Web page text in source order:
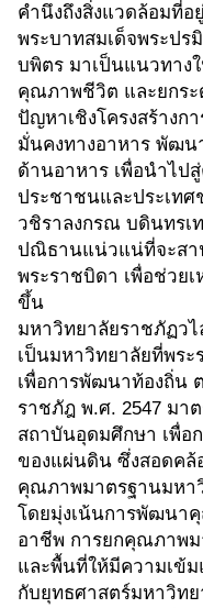
คำนึงถึงสิ่งแวดล้อมที่อ
พระบาทสมเด็จพระป
บพิตร มาเป็นแนวทาง
คุณภาพชีวิต และยกร
ปัญหาเชิงโครงสร้างก
มั่นคงทางอาหาร พัฒ
ด้านอาหาร เพื่อนำไป
ประชาชนและประเทศ
วชิราลงกรณ บดินทรเ
ปณิธานแน่วแน่ที่จะสา
พระราชบิดา เพื่อช่วย
ขึ้น
มหาวิทยาลัยราชภัฏว
เป็นมหาวิทยาลัยที่พระ
เพื่อการพัฒนาท้องถิ่น
ราชภัฎ พ.ศ. 2547 มา
สถาบันอุดมศึกษา เพื่อ
ของแผ่นดิน ซึ่งสอดคล้
คุณภาพมาตรฐานมหา
โดยมุ่งเน้นการพัฒน
อาชีพ การยกคุณภาพ
และพื้นที่ให้มีความเข้
กับยุทธศาสตร์มหาวิท